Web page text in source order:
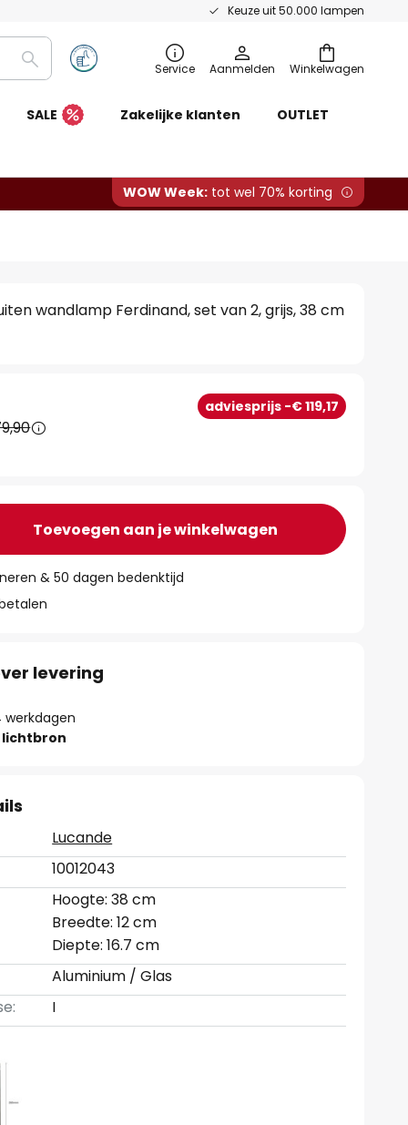
Keuze uit 50.000 lampen
Winkelwagen
Zoeken Service Aanmelden
SALE Zakelijke klanten OUTLET
WOW Week: tot wel 70% korting
wandlamp Ferdinand, set van 2, grijs, 38 cm
adviesprijs -€ 119,17
Toevoegen aan je winkelwagen
& 50 dagen bedenktijd
levering
werkdagen
lichtbron
Lucande
10012043
Hoogte: 38 cm
Breedte: 12 cm
Diepte: 16.7 cm
Aluminium / Glas
I